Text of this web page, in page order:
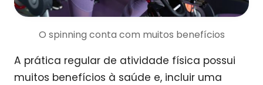
O spinning conta com muitos benefícios
A prática regular de atividade física possui
muitos benefícios à saúde e, incluir uma